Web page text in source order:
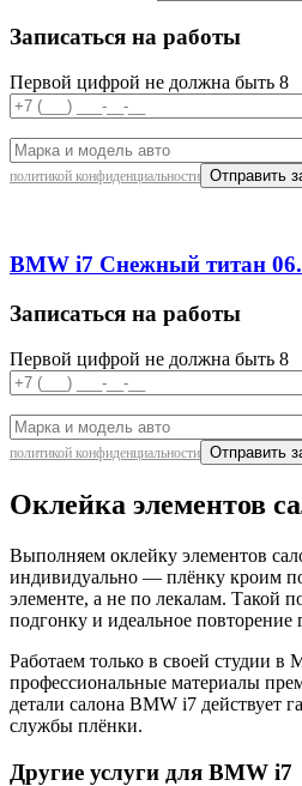
Записаться на работы
Первой цифрой не должна быть 8
политикой конфиденциальности
BMW i7 Снежный титан
Записаться на работы
Первой цифрой не должна быть 8
политикой конфиденциальности
Оклейка элементов
Выполняем оклейку элементов
индивидуально — плёнку кроим
элементе, а не по лекалам. Такой
подгонку и идеальное повторение
Работаем только в своей студии в
профессиональные материалы
детали салона BMW i7 действует
службы плёнки.
Другие услуги для BMW i7